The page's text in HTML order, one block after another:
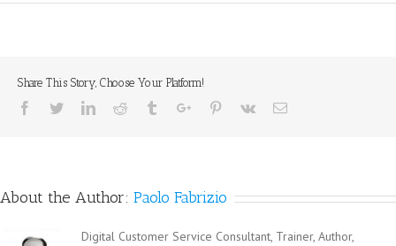
Share This Story, Choose Your Platform!
Facebook
TwitterLinkedinReddit TumblrGoogle+Pinterest
Vk Email
About the Author: Paolo Fabrizio
Digital Customer Service Consultant, Trainer, Author,